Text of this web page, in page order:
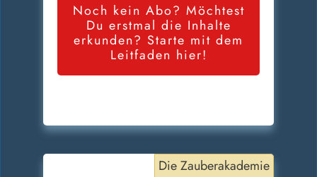
Noch kein Abo? Möchtest
Du erstmal die Inhalte
erkunden? Starte mit dem
Leitfaden hier!
Die Zauberakademie